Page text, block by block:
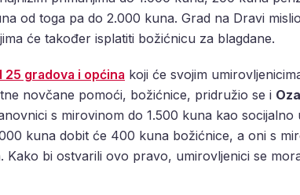
od toga pa do 2.000 kuna. Grad na Dravi
će također isplatiti božićnicu za blagdane.
25 gradova i općina koji će svojim
novčane pomoći, božićnice, pridružio se i
s mirovinom do 1.500 kuna kao socijalno
kuna dobit će 400 kuna božićnice, a oni s
Kako bi ostvarili ovo pravo, umirovljenici se